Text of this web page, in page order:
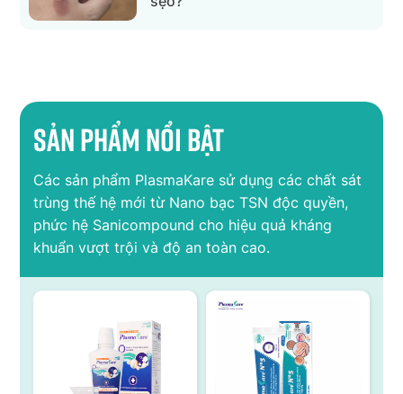
Sản phẩm nổi bật
Các sản phẩm PlasmaKare sử dụng các chất sát
trùng thế hệ mới từ Nano bạc TSN độc quyền,
phức hệ Sanicompound cho hiệu quả kháng
khuẩn vượt trội và độ an toàn cao.